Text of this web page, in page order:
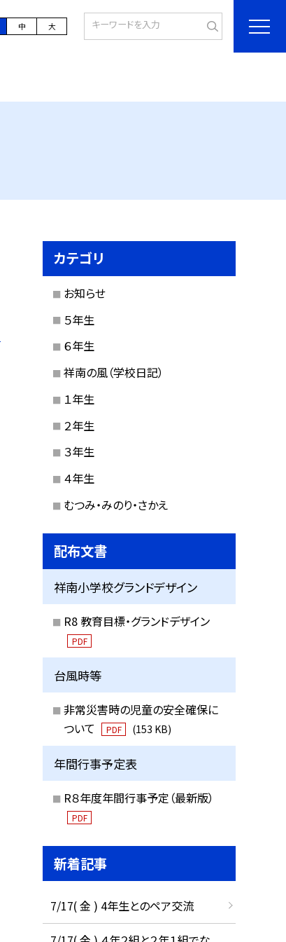
中 大
カテゴリ
お知らせ
５年生
６年生
祥南の風（学校日記）
１年生
２年生
３年生
４年生
むつみ・みのり・さかえ
配布文書
祥南小学校グランドデザイン
R8 教育目標・グランドデザイン
PDF
台風時等
非常災害時の児童の安全確保に
ついて
PDF (153 KB)
年間行事予定表
R８年度年間行事予定（最新版）
PDF
新着記事
7/17( 金 ) 4年生とのペア交流